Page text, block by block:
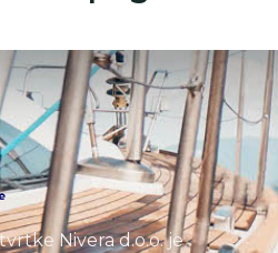
Nivera d.o.o. je